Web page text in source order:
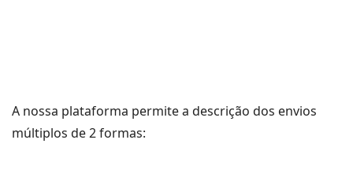
A nossa plataforma permite a descrição dos envios
múltiplos de 2 formas: